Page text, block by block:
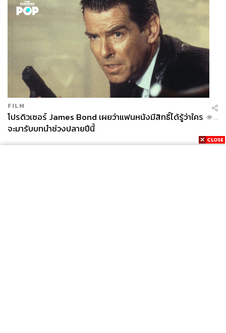
FILM
โปรดิวเซอร์ James Bond เผยว่าแฟนหนังมีสิทธิ์ได้รู้ว่าใคร
จะมารับบทนำช่วงปลายปีนี้
...